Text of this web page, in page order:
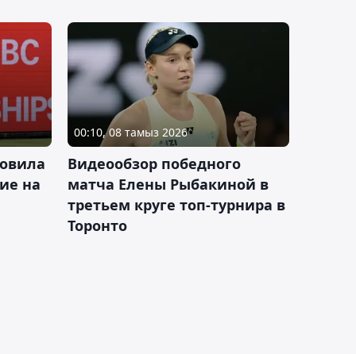
на
00:10, 08 тамыз 2026
Видеообзор победного
матча Елены Рыбакиной в
третьем круге топ-турнира в
Торонто